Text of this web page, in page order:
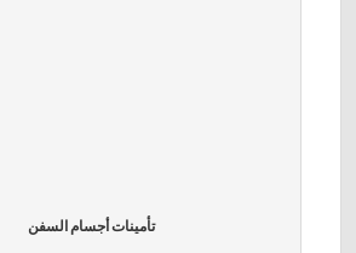
تأمينات أجسام السفن